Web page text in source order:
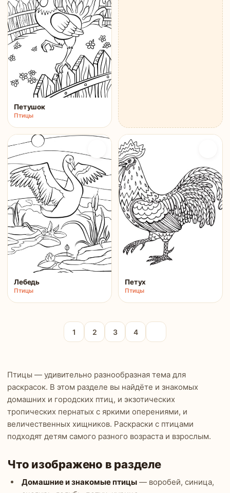
Петушок
Птицы
Лебедь
Птицы
Петух
Птицы
1 2 3 4
Птицы — удивительно разнообразная тема для
раскрасок. В этом разделе вы найдёте и знакомых
домашних и городских птиц, и экзотических
тропических пернатых с яркими оперениями, и
величественных хищников. Раскраски с птицами
подходят детям самого разного возраста и взрослым.
Что изображено в разделе
Домашние и знакомые птицы — воробей, синица,